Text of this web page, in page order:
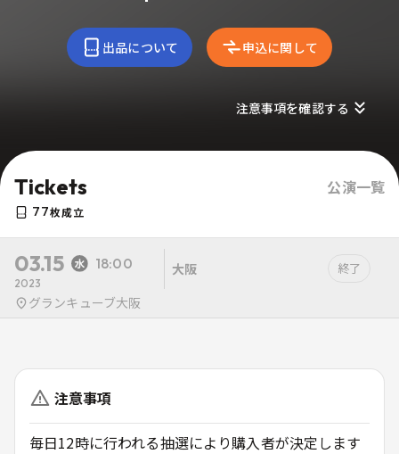
出品について 申込に関して
注意事項を確認する
Tickets 公演一覧
77枚成立
03.15 18:00
2023
大阪 終了
グランキューブ大阪
注意事項
毎日12時に行われる抽選により購入者が決定します